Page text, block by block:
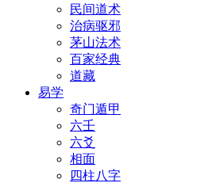
民间道术
治病驱邪
茅山法术
百家经典
道藏
易学
奇门遁甲
六壬
六爻
相面
四柱八字